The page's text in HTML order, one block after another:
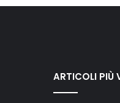
ARTICOLI PIÙ